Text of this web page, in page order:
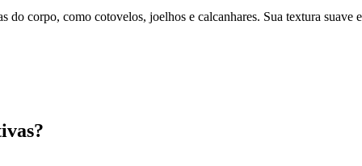
do corpo, como cotovelos, joelhos e calcanhares. Sua textura